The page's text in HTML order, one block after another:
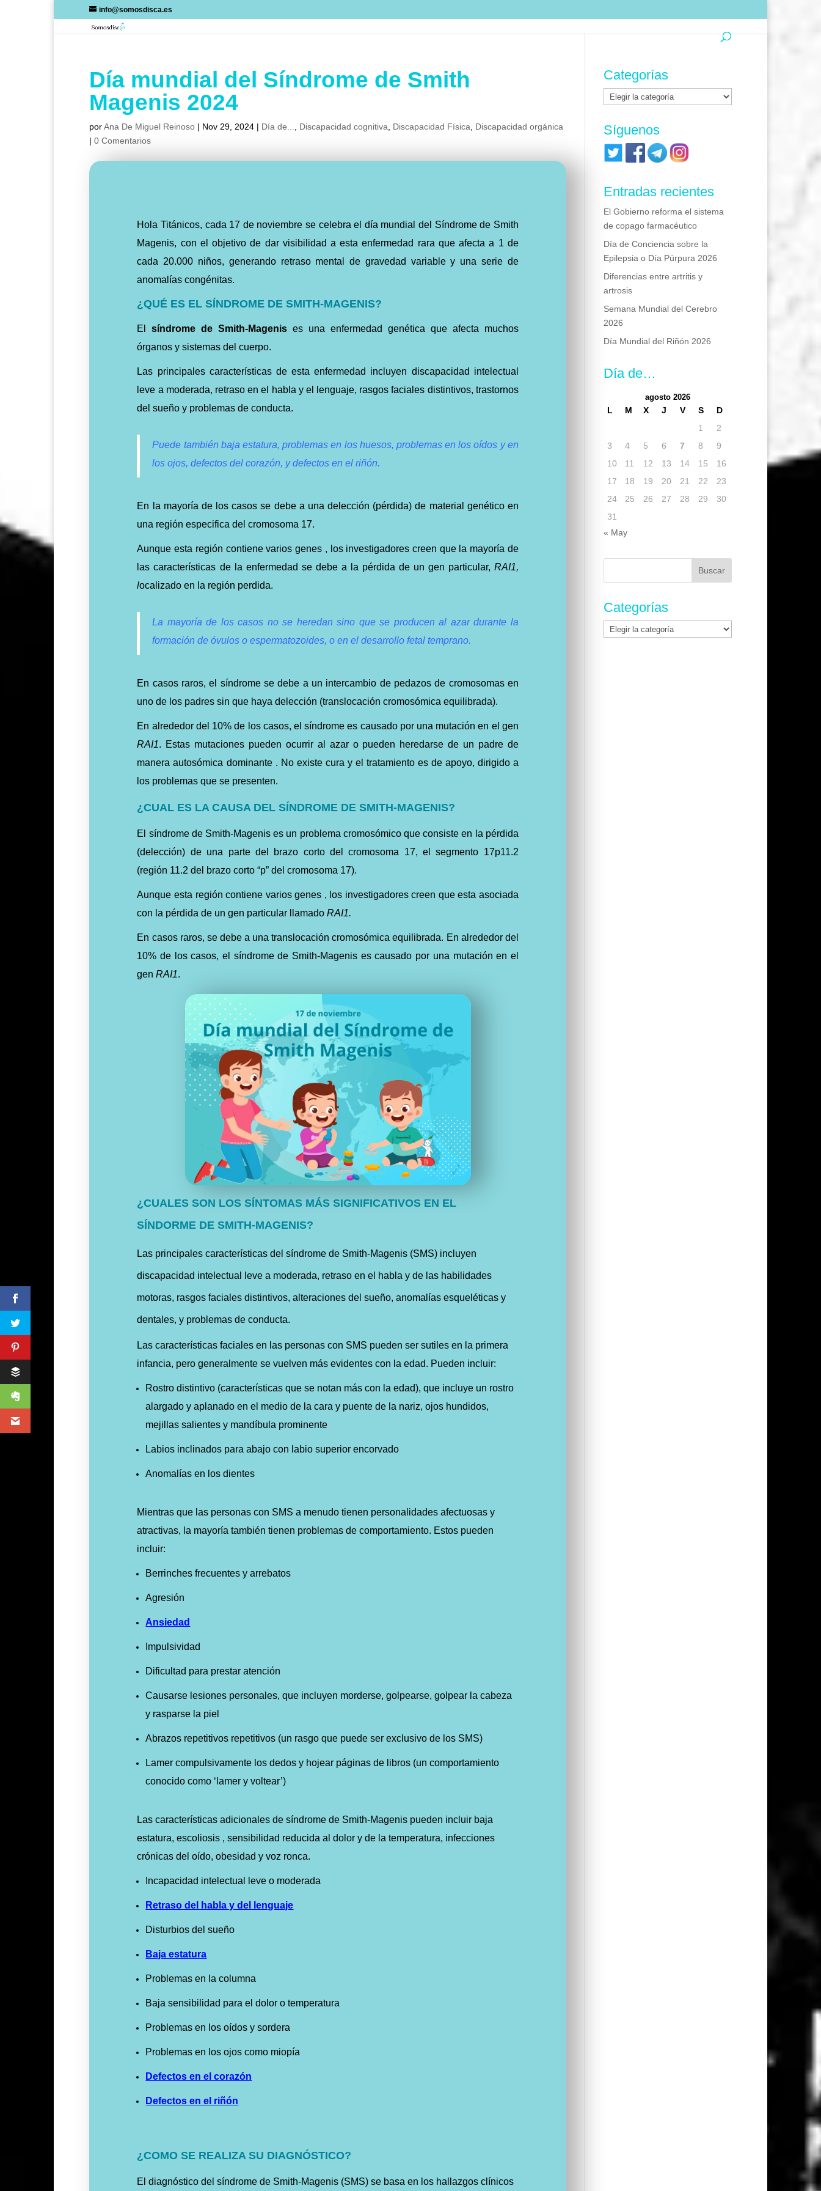
info@somosdisca.es
Día mundial del Síndrome de Smith
Magenis 2024
porAna De Miguel Reinoso | Nov 29, 2024 | Día de... Discapacidad cognitiva Discapacidad Física
Discapacidad orgánica
|0 Comentarios
Hola Titánicos, cada 17 de noviembre se celebra el día mundial del Síndrome de Smith
Magenis, con el objetivo de dar visibilidad a esta enfermedad rara que afecta a 1 de
cada 20.000 niños, generando retraso mental de gravedad variable y una serie de
anomalías congénitas.
¿QUÉ ES EL SÍNDROME DE SMITH-MAGENIS?
Elsíndrome de Smith-Magenises una enfermedad genética que afecta muchos
órganos y sistemas del cuerpo.
Las principales características de esta enfermedad incluyen discapacidad intelectual
leve a moderada, retraso en el habla y el lenguaje, rasgos faciales distintivos, trastornos
del sueño y problemas de conducta.
Puede también baja estatura, problemas en los huesos, problemas en los oídos y en
los ojos, defectos del corazón, y defectos en el riñón.
En la mayoría de los casos se debe a una delección (pérdida) de material genético en
una región especifica delcromosoma 17.
Aunque esta región contiene varios genes , los investigadores creen que la mayoría de
las características de la enfermedad se debe a la pérdida de un gen particular, RAI1,
localizado en la región perdida.
La mayoría de los casos no se heredan sino que se producen al azar durante la
formación de óvulos o espermatozoides, o en el desarrollo fetal temprano.
En casos raros, el síndrome se debe a un intercambio de pedazos de cromosomas en
uno de los padres sin que haya delección (translocación cromosómica equilibrada).
En alrededor del 10% de los casos, el síndrome es causado por una mutación en el gen
RAI1. Estas mutaciones pueden ocurrir al azar o pueden heredarse de un padre de
manera autosómica dominante . No existe cura y el tratamiento es de apoyo, dirigido a
los problemas que se presenten.
¿CUAL ES LA CAUSA DEL SÍNDROME DE SMITH-MAGENIS?
El síndrome de Smith-Magenis es un problema cromosómico que consiste en la pérdida
(delección) de una parte del brazo corto del cromosoma 17, el segmento 17p11.2
(región 11.2 del brazo corto “p” del cromosoma 17).
Aunque esta región contiene varios genes , los investigadores creen que esta asociada
con la pérdida de un gen particular llamadoRAI1.
En casos raros, se debe a una translocación cromosómica equilibrada. En alrededor del
10% de los casos, el síndrome de Smith-Magenis es causado por una mutación en el
genRAI1.
¿CUALES SON LOS SÍNTOMAS MÁS SIGNIFICATIVOS EN EL
SÍNDORME DE SMITH-MAGENIS?
Las principales características del síndrome de Smith-Magenis (SMS) incluyen
discapacidad intelectual leve a moderada, retraso en el habla y de las habilidades
motoras, rasgos faciales distintivos, alteraciones del sueño, anomalías esqueléticas y
dentales, y problemas de conducta.
Las características faciales en las personas con SMS pueden ser sutiles en la primera
infancia, pero generalmente se vuelven más evidentes con la edad. Pueden incluir:
Rostro distintivo (características que se notan más con la edad), que incluye un rostro
alargado y aplanado en el medio de la cara y puente de la nariz, ojos hundidos,
mejillas salientes y mandíbula prominente
Labios inclinados para abajo con labio superior encorvado
Anomalías en los dientes
Mientras que las personas con SMS a menudo tienen personalidades afectuosas y
atractivas, la mayoría también tienen problemas de comportamiento. Estos pueden
incluir:
Berrinches frecuentes y arrebatos
Agresión
Ansiedad
Impulsividad
Dificultad para prestar atención
Causarse lesiones personales, que incluyen morderse, golpearse, golpear la cabeza
y rasparse la piel
Abrazos repetitivos repetitivos (un rasgo que puede ser exclusivo de los SMS)
Lamer compulsivamente los dedos y hojear páginas de libros (un comportamiento
conocido como ‘lamer y voltear’)
Las características adicionales desíndrome de Smith-Magenis pueden incluir baja
estatura, escoliosis , sensibilidad reducida al dolor y de la temperatura, infecciones
crónicas del oído, obesidad y voz ronca.
Incapacidad intelectual leve o moderada
Retraso del habla y del lenguaje
Disturbios del sueño
Baja estatura
Problemas en la columna
Baja sensibilidad para el dolor o temperatura
Problemas en los oídos y sordera
Problemas en los ojos como miopía
Defectos en el corazón
Defectos en el riñón
¿COMO SE REALIZA SU DIAGNÓSTICO?
El diagnóstico del síndrome de Smith-Magenis (SMS) se basa en los hallazgos clínicos
Categorías
Categorías
Síguenos
Entradas recientes
El Gobierno reforma el sistema
de copago farmacéutico
Día de Conciencia sobre la
Epilepsia o Día Púrpura 2026
Diferencias entre artritis y
artrosis
Semana Mundial del Cerebro
2026
Día Mundial del Riñón 2026
Día de…
agosto 2026
L M X J V S
D
1
2
3
4 5 6 7 8
9
10
11 12 13 14 15
16
17
18 19 20 21 22
23
24
25 26 27 28 29
30
31
« May
Buscar:
Categorías
Categorías